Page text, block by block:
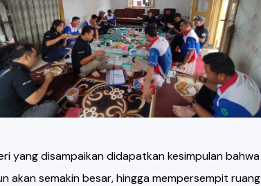
yang disampaikan didapatkan kesimpulan bahwa
akan semakin besar, hingga mempersempit ruang